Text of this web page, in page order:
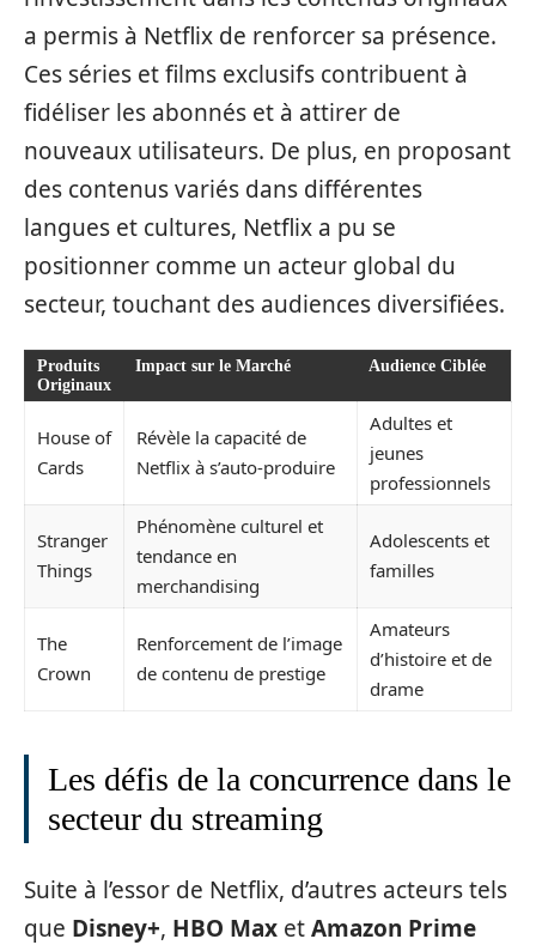
a permis à Netflix de renforcer sa présence.
Ces séries et films exclusifs contribuent à
fidéliser les abonnés et à attirer de
nouveaux utilisateurs. De plus, en proposant
des contenus variés dans différentes
langues et cultures, Netflix a pu se
positionner comme un acteur global du
secteur, touchant des audiences diversifiées.
Produits
Originaux
Impact sur le Marché Audience Ciblée
House of
Cards
Révèle la capacité de
Netflix à s’auto-produire
Adultes et
jeunes
professionnels
Stranger
Things
Phénomène culturel et
tendance en
merchandising
Adolescents et
familles
The
Crown
Renforcement de l’image
de contenu de prestige
Amateurs
d’histoire et de
drame
Les défis de la concurrence dans le
secteur du streaming
Suite à l’essor de Netflix, d’autres acteurs tels
que Disney+, HBO Max etAmazon Prime